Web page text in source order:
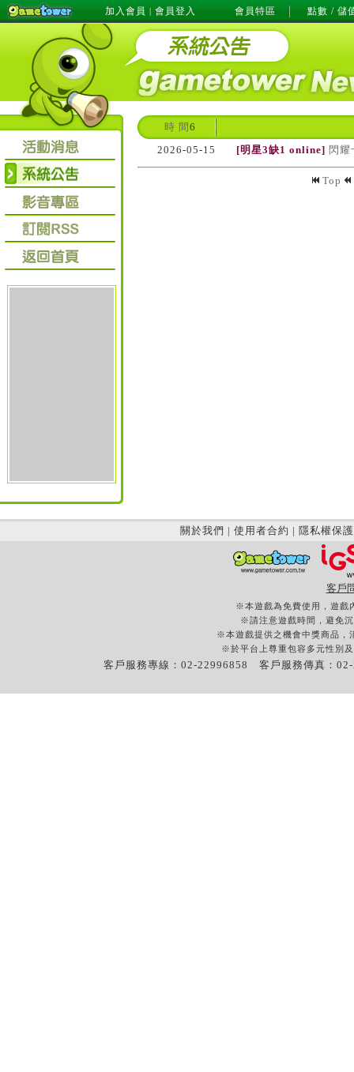
加入會員 | 會員登入 會員特區 點數 / 儲
時 間 6
2026-05-15
[明星3缺1 online] 閃耀
Top
關於我們 | 使用者合約 | 隱私權保護
客戶
※本遊戲為免費使用，遊戲
※請注意遊戲時間，避免
※本遊戲提供之機會中獎商品，
※於平台上尊重包容多元性別
客戶服務專線：02-22996858 客戶服務傳真：